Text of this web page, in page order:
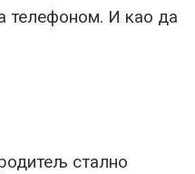
телефоном. И као да
стално